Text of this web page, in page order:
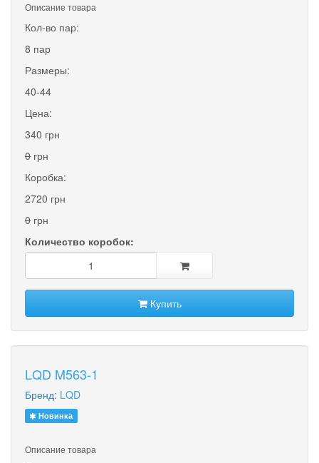
Описание товара
Кол-во пар:
8 пар
Размеры:
40-44
Цена:
340 грн
0 грн
Коробка:
2720 грн
0 грн
Количество коробок:
Купить
LQD M563-1
Бренд: LQD
Новинка
Описание товара